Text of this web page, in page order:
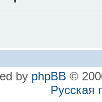
by phpBB ©
Русская